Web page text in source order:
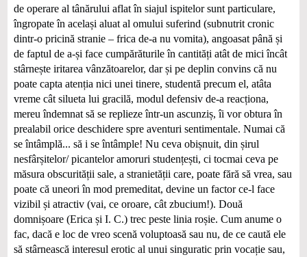
de operare al tânărului aflat în siajul ispitelor sunt particulare,
îngropate în același aluat al omului suferind (subnutrit cronic
dintr-o pricină stranie – frica de-a nu vomita), angoasat până și
de faptul de a-și face cumpărăturile în cantități atât de mici încât
stârnește iritarea vânzătoarelor, dar și pe deplin convins că nu
poate capta atenția nici unei tinere, studentă precum el, atâta
vreme cât silueta lui gracilă, modul defensiv de-a reacționa,
mereu îndemnat să se replieze într-un ascunziș, îi vor obtura în
prealabil orice deschidere spre aventuri sentimentale. Numai că
se întâmplă... să i se întâmple! Nu ceva obișnuit, din șirul
nesfârșitelor/ picantelor amoruri studențești, ci tocmai ceva pe
măsura obscurității sale, a stranietății care, poate fără să vrea, sau
poate că uneori în mod premeditat, devine un factor ce-l face
vizibil și atractiv (vai, ce oroare, cât zbucium!). Două
domnișoare (Erica și I. C.) trec peste linia roșie. Cum anume o
fac, dacă e loc de vreo scenă voluptoasă sau nu, de ce caută ele
să stârnească interesul erotic al unui singuratic prin vocație sau,